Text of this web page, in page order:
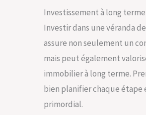
Investissement à long terme
Investir dans une véranda
assure non seulement un
mais peut également
immobilier à long terme.
bien planifier chaque étape
primordial.